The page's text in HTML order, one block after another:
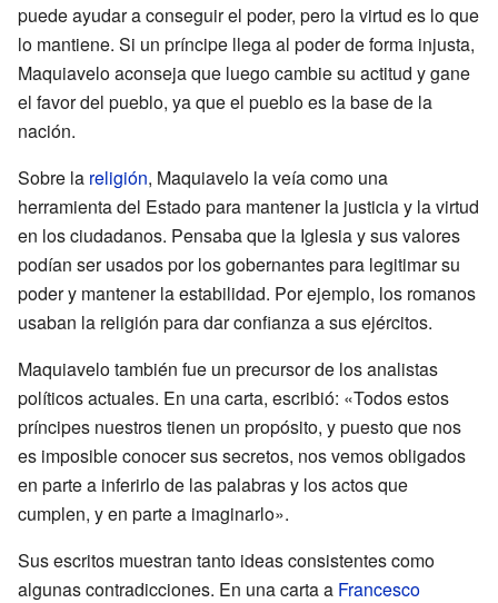
puede ayudar a conseguir el poder, pero la virtud es lo que
lo mantiene. Si un príncipe llega al poder de forma injusta,
Maquiavelo aconseja que luego cambie su actitud y gane
el favor del pueblo, ya que el pueblo es la base de la
nación.
Sobre la religión, Maquiavelo la veía como una
herramienta del Estado para mantener la justicia y la virtud
en los ciudadanos. Pensaba que la Iglesia y sus valores
podían ser usados por los gobernantes para legitimar su
poder y mantener la estabilidad. Por ejemplo, los romanos
usaban la religión para dar confianza a sus ejércitos.
Maquiavelo también fue un precursor de los analistas
políticos actuales. En una carta, escribió: «Todos estos
príncipes nuestros tienen un propósito, y puesto que nos
es imposible conocer sus secretos, nos vemos obligados
en parte a inferirlo de las palabras y los actos que
cumplen, y en parte a imaginarlo».
Sus escritos muestran tanto ideas consistentes como
algunas contradicciones. En una carta a Francesco